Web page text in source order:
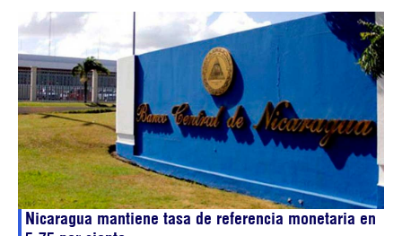
Nicaragua mantiene tasa de referencia monetaria en